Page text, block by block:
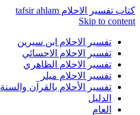
كتاب تفسير الاحلام tafsir ahlam
Skip to content
تفسير الاحلام ابن سيرين
تفسير الاحلام الاحسائي
تفسير الاحلام الظاهري
تفسير الاحلام ميلر
تفسير الأحلام بالقرآن والسنة tafsir ahlam
الدليل
العام